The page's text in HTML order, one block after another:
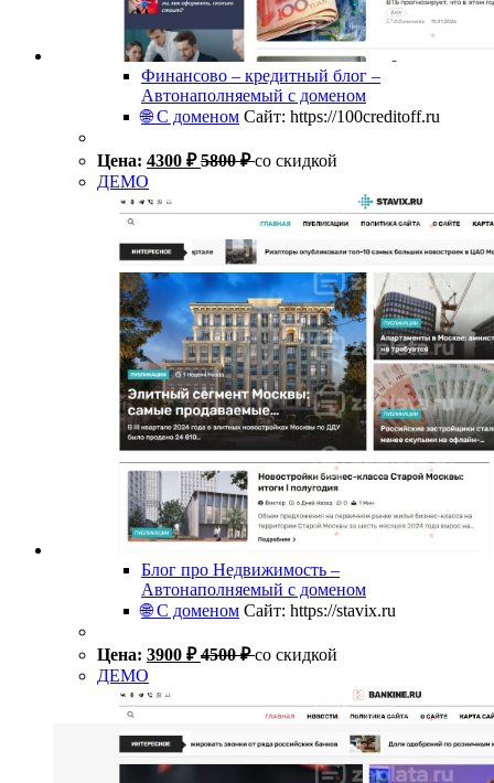
Финансово – кредитный блог –
Автонаполняемый с доменом
🌐 С доменом Сайт: https://100creditoff.ru
Цена: 4300 ₽ 5800₽ со скидкой
ДЕМО
Блог про Недвижимость –
Автонаполняемый с доменом
🌐 С доменом Сайт: https://stavix.ru
Цена: 3900 ₽ 4500₽ со скидкой
ДЕМО